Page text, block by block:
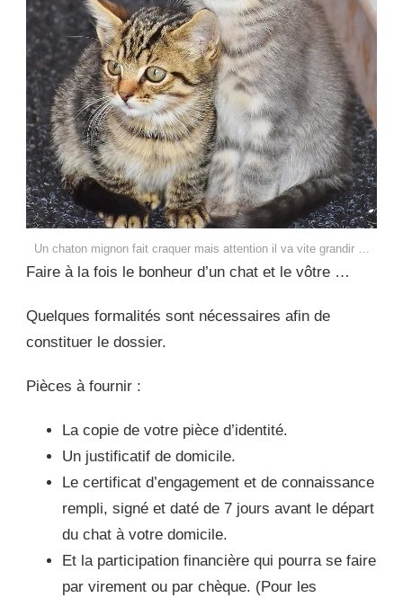
Un chaton mignon fait craquer mais attention il va vite grandir …
Faire à la fois le bonheur d’un chat et le vôtre …
Quelques formalités sont nécessaires afin de
constituer le dossier.
Pièces à fournir :
La copie de votre pièce d’identité.
Un justificatif de domicile.
Le certificat d’engagement et de connaissance
rempli, signé et daté de 7 jours avant le départ
du chat à votre domicile.
Et la participation financière qui pourra se faire
par virement ou par chèque. (Pour les